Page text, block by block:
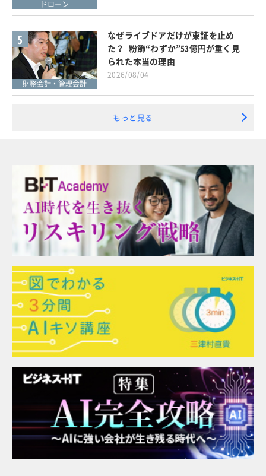
ドローン
5
財務会計・管理会計
なぜライブドアだけが東証を止め
た？ 粉飾“わずか”53億円が重く見
られた本当の理由
2026/08/04
もっと見る